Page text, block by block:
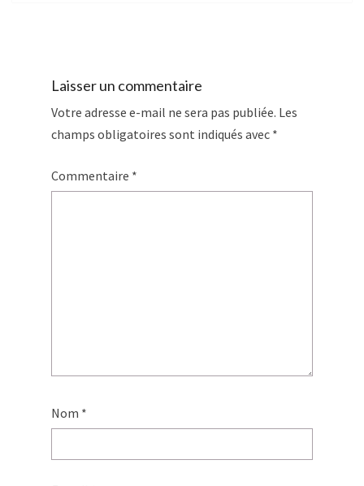
Laisser un commentaire
Votre adresse e-mail ne sera pas publiée. Les
champs obligatoires sont indiqués avec *
Commentaire *
Nom *